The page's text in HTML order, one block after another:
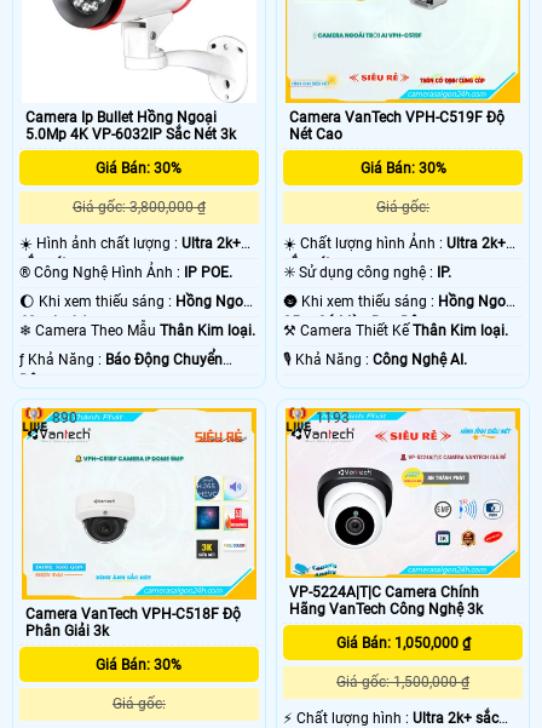
Camera Ip Bullet Hồng Ngoại
5.0Mp 4K VP-6032IP Sắc Nét 3k
Giá Bán: 30%
Giá gốc: 3,800,000 ₫
☀️ Hình ảnh chất lượng : Ultra 2k+
sắc nét .
®️ Công Nghệ Hình Ảnh :
IP POE.
🌔 Khi xem thiếu sáng : Hồng Ngoại
60m Led Array.
❄ Camera Theo Mẫu Thân Kim loại.
️ƒ Khả Năng : Báo Động Chuyển
Camera VanTech VPH-C519F Độ
Nét Cao
Giá Bán: 30%
Giá gốc:
☀️ Chất lượng hình Ảnh :Ultra 2k+
sắc nét .
✳️ Sử dụng công nghệ :
IP.
🌚 Khi xem thiếu sáng : Hồng Ngoại
25m Có Màu Ban Ðêm.
⚒ Camera Thiết KếThân Kim loại.
️🎙 Khả Năng :Công Nghệ AI.
Camera VanTech VPH-C518F Độ
Phân Giải 3k
Giá Bán: 30%
Giá gốc:
890
VP-5224A|T|C Camera Chính
Hãng VanTech Công Nghệ 3k
Giá Bán: 1,050,000 ₫
Giá gốc: 1,500,000 ₫
️⚡ Chất lượng hình :Ultra 2k+ sắc
1193